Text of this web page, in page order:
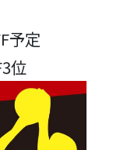
予定
位